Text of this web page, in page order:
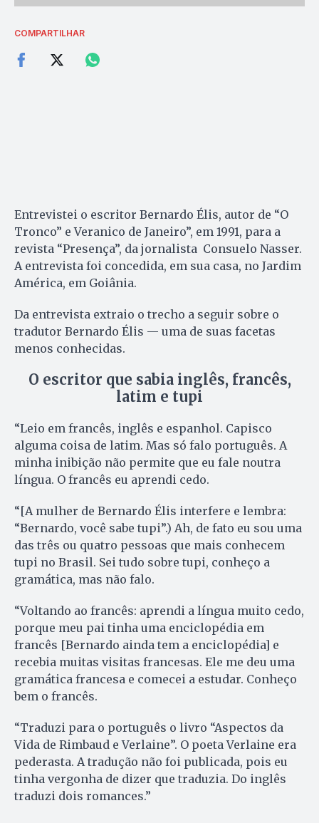
COMPARTILHAR
Entrevistei o escritor Bernardo Élis, autor de “O
Tronco” e Veranico de Janeiro”, em 1991, para a
revista “Presença”, da jornalista Consuelo Nasser.
A entrevista foi concedida, em sua casa, no Jardim
América, em Goiânia.
Da entrevista extraio o trecho a seguir sobre o
tradutor Bernardo Élis — uma de suas facetas
menos conhecidas.
O escritor que sabia inglês, francês,
latim e tupi
“Leio em francês, inglês e espanhol. Capisco
alguma coisa de latim. Mas só falo português. A
minha inibição não permite que eu fale noutra
língua. O francês eu aprendi cedo.
“[A mulher de Bernardo Élis interfere e lembra:
“Bernardo, você sabe tupi”.) Ah, de fato eu sou uma
das três ou quatro pessoas que mais conhecem
tupi no Brasil. Sei tudo sobre tupi, conheço a
gramática, mas não falo.
“Voltando ao francês: aprendi a língua muito cedo,
porque meu pai tinha uma enciclopédia em
francês [Bernardo ainda tem a enciclopédia] e
recebia muitas visitas francesas. Ele me deu uma
gramática francesa e comecei a estudar. Conheço
bem o francês.
“Traduzi para o português o livro “Aspectos da
Vida de Rimbaud e Verlaine”. O poeta Verlaine era
pederasta. A tradução não foi publicada, pois eu
tinha vergonha de dizer que traduzia. Do inglês
traduzi dois romances.”